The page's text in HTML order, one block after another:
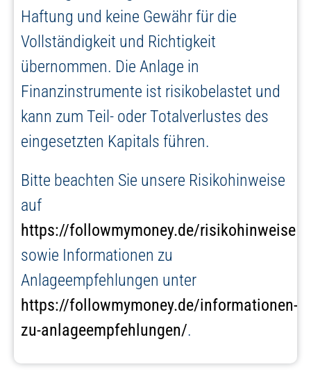
Haftung und keine Gewähr für die
Vollständigkeit und Richtigkeit
übernommen. Die Anlage in
Finanzinstrumente ist risikobelastet und
kann zum Teil- oder Totalverlustes des
eingesetzten Kapitals führen.
Bitte beachten Sie unsere Risikohinweise
auf
https://followmymoney.de/risikohinweise
sowie Informationen zu
Anlageempfehlungen unter
https://followmymoney.de/informationen-
zu-anlageempfehlungen/.